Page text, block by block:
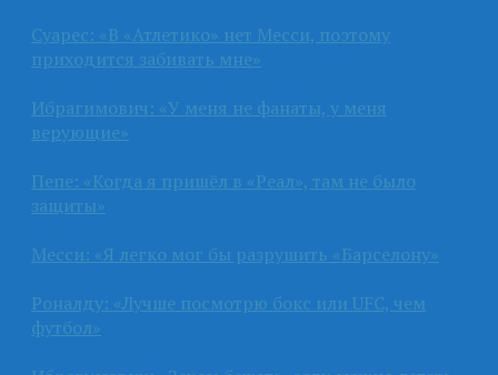
Суарес: «В «Атлетико» нет Месси, поэтому
приходится забивать мне»
Ибрагимович: «У меня не фанаты, у меня
верующие»
Пепе: «Когда я пришёл в «Реал», там не было
защиты»
Месси: «Я легко мог бы разрушить «Барселону»
Роналду: «Лучше посмотрю бокс или UFC, чем
футбол»